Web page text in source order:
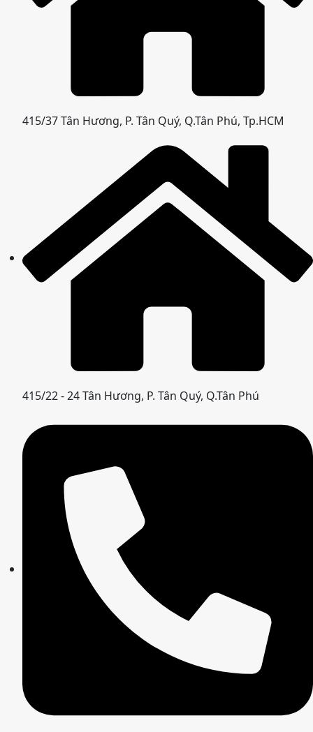
415/37 Tân Hương, P. Tân Quý, Q.Tân Phú, Tp.HCM
415/22 - 24 Tân Hương, P. Tân Quý, Q.Tân Phú